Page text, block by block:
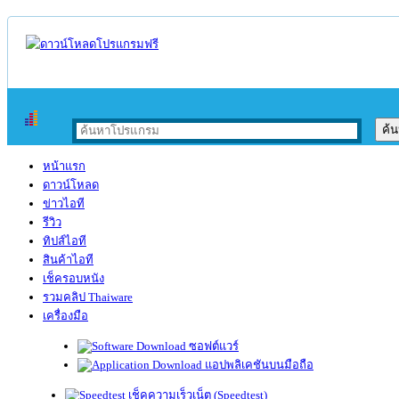
หน้าแรก
ดาวน์โหลด
ข่าวไอที
รีวิว
ทิปส์ไอที
สินค้าไอที
เช็ครอบหนัง
รวมคลิป Thaiware
เครื่องมือ
ซอฟต์แวร์
แอปพลิเคชันบนมือถือ
เช็คความเร็วเน็ต (Speedtest)